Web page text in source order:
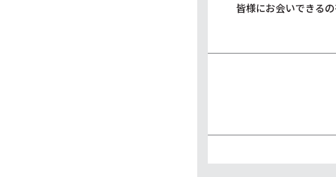
皆様にお会いできる